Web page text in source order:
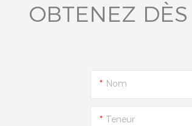
OBTENEZ
Nom
Teneur